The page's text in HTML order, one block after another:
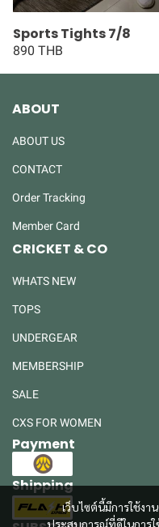
Sports Tights 7/8
890 THB
เว็บไซต์นี้มีการใช้ง
ประสบการณ์ที่ดีในการใ
ABOUT
ABOUT US
CONTACT
Order Tracking
Member Card
CRICKET & CO
WHATS NEW
TOPS
UNDERGEAR
MEMBERSHIP
SALE
CXS FOR WOMEN
Payment
Shipping